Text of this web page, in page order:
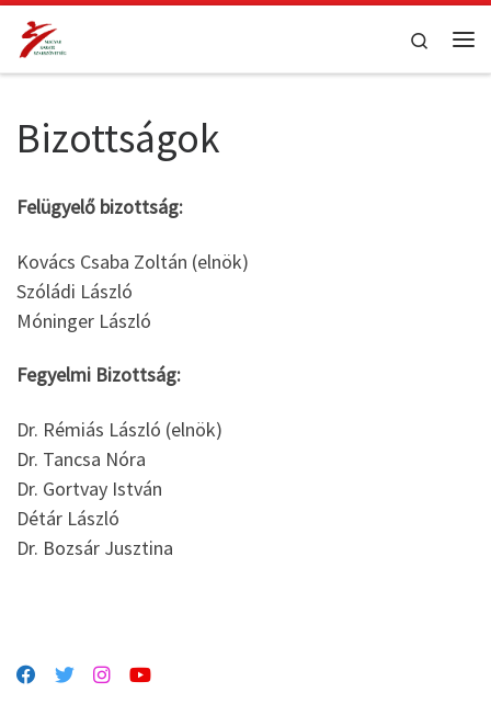
Teljes tartalom megjelenítése
Search
Bizottságok
Felügyelő bizottság:
Kovács Csaba Zoltán (elnök)
Szóládi László
Móninger László
Fegyelmi Bizottság:
Dr. Rémiás László (elnök)
Dr. Tancsa Nóra
Dr. Gortvay István
Détár László
Dr. Bozsár Jusztina